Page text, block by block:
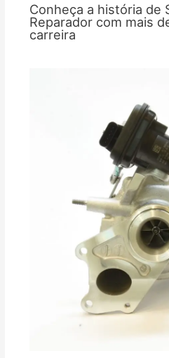
Conheça a história de
Reparador com mais
carreira